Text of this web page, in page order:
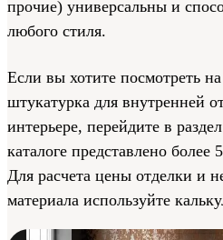
прочие) универсальны и
любого стиля.
Если вы хотите посмотреть
штукатурка для внутренней
интерьере, перейдите в
каталоге представлено более
Для расчета цены отделки и
материала используйте